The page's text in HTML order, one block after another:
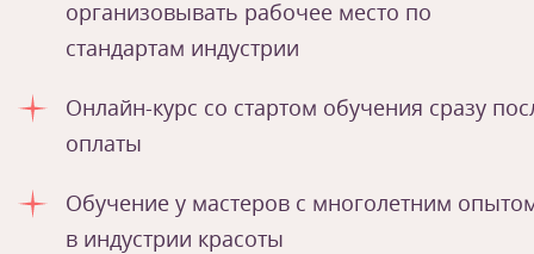
организовывать рабочее место по
стандартам индустрии
Онлайн-курс со стартом обучения сразу
оплаты
Обучение у мастеров с многолетним
в индустрии красоты